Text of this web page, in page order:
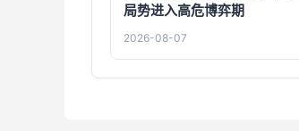
局势进入高危博弈期
2026-08-07